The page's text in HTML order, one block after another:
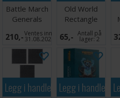
Battle March
Generals
Companion
210,-Ventes inn
31.08.2026
Old World
Rectangle
Bases
100x150mm
x1
65,- Antall på
lager:2
Legg i handlekurven
Legg i